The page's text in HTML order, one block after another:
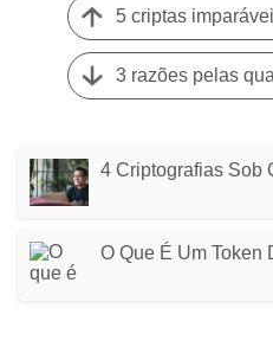
4 Criptografias Sob
O Que É Um Token